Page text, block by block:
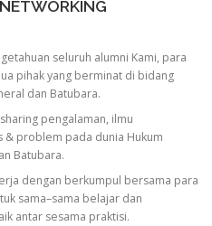
seluruh alumni Kami, para
pihak yang berminat di bidang
dan Batubara.
pengalaman, ilmu
& problem pada dunia Hukum
Batubara.
dengan berkumpul bersama para
sama–sama belajar dan
antar sesama praktisi.